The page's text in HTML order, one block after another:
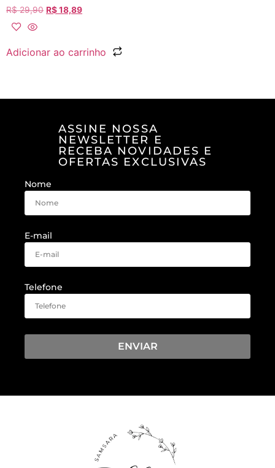
R$29,90 R$18,89
Adicionar ao carrinho
ASSINE NOSSA
NEWSLETTER E
RECEBA NOVIDADES E
OFERTAS EXCLUSIVAS
Nome
E-mail
Telefone
ENVIAR